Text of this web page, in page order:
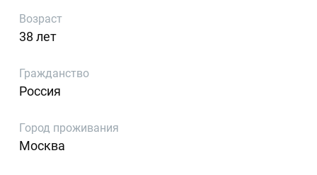
Возраст
38 лет
Гражданство
Россия
Город проживания
Москва